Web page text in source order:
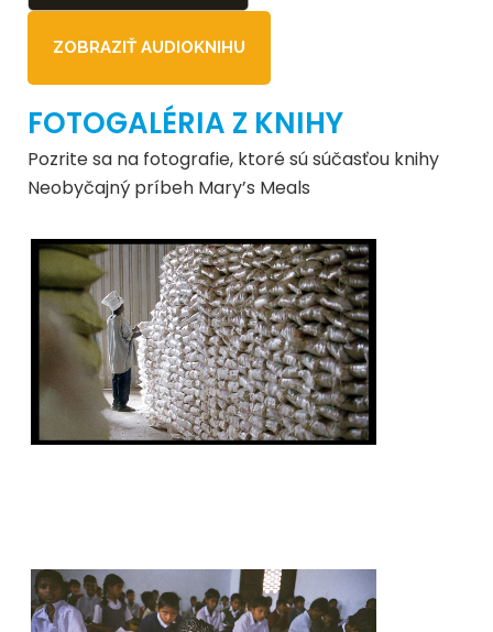
ZOBRAZIŤ AUDIOKNIHU
FOTOGALÉRIA Z KNIHY
Pozrite sa na fotografie, ktoré sú súčasťou knihy
Neobyčajný príbeh Mary’s Meals